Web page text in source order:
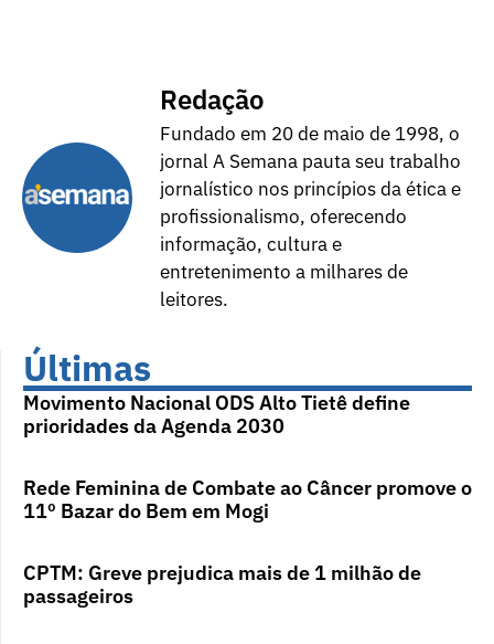
Redação
Fundado em 20 de maio de 1998, o
jornal A Semana pauta seu trabalho
jornalístico nos princípios da ética e
profissionalismo, oferecendo
informação, cultura e
entretenimento a milhares de
leitores.
Últimas
Movimento Nacional ODS Alto Tietê define
prioridades da Agenda 2030
Rede Feminina de Combate ao Câncer promove o
11º Bazar do Bem em Mogi
CPTM: Greve prejudica mais de 1 milhão de
passageiros